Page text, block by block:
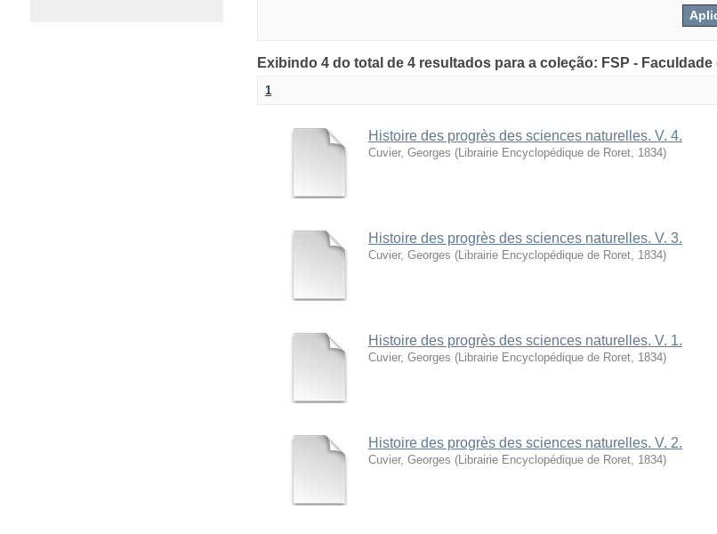
Exibindo 4 do total de 4 resultados para a coleção: FSP -
1
Histoire des progrès des sciences naturelles. V. 4.
Cuvier, Georges (Librairie Encyclopédique de Roret, 1834)
Histoire des progrès des sciences naturelles. V. 3.
Cuvier, Georges (Librairie Encyclopédique de Roret, 1834)
Histoire des progrès des sciences naturelles. V. 1.
Cuvier, Georges (Librairie Encyclopédique de Roret, 1834)
Histoire des progrès des sciences naturelles. V. 2.
Cuvier, Georges (Librairie Encyclopédique de Roret, 1834)